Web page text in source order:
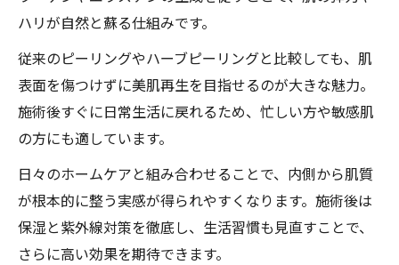
ハリが自然と蘇る仕組みです。
従来のピーリングやハーブピーリングと比較しても、肌
表面を傷つけずに美肌再生を目指せるのが大きな魅力。
施術後すぐに日常生活に戻れるため、忙しい方や敏感肌
の方にも適しています。
日々のホームケアと組み合わせることで、内側から肌質
が根本的に整う実感が得られやすくなります。施術後は
保湿と紫外線対策を徹底し、生活習慣も見直すことで、
さらに高い効果を期待できます。